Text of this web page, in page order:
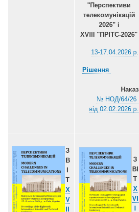
"Перспективи
телекомунікацій
2026" і
ХVІІІ "ПРІТС-2026"
13-17.04.2026 р.
Рішення
Наказ
№ НОД/64/26
від 02.02.2026 р.
З
В
Т
X
V
З
ВІ
Т
X
VI